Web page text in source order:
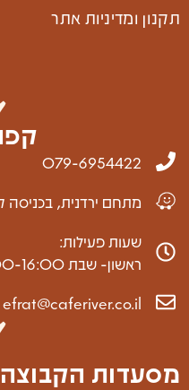
תקנון ומדיניות אתר
079-6954422
מתחם ירדנית, בכניסה
שעות פעילות:
ראשון- שבת 08:00-16:00 או עד גמר המלאי
efrat@caferiver.co.il
מסעדות הקבוצה